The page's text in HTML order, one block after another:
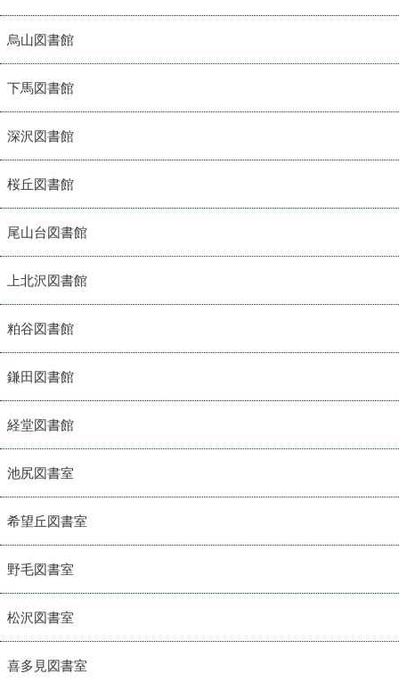
烏山図書館
下馬図書館
深沢図書館
桜丘図書館
尾山台図書館
上北沢図書館
粕谷図書館
鎌田図書館
経堂図書館
池尻図書室
希望丘図書室
野毛図書室
松沢図書室
喜多見図書室